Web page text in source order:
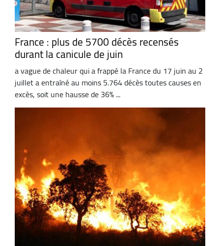
France : plus de 5700 décès recensés
durant la canicule de juin
a vague de chaleur qui a frappé la France du 17 juin au 2
juillet a entraîné au moins 5.764 décès toutes causes en
excès, soit une hausse de 36% ...